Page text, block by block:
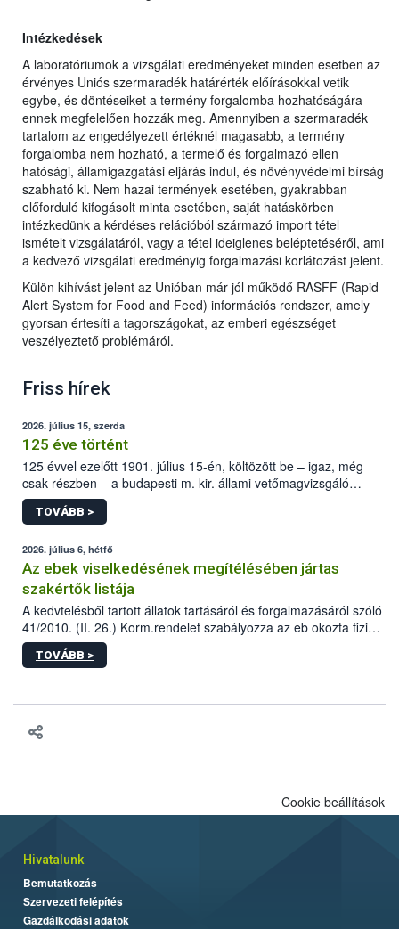
Intézkedések
A laboratóriumok a vizsgálati eredményeket minden esetben az
érvényes Uniós szermaradék határérték előírásokkal vetik
egybe, és döntéseiket a termény forgalomba hozhatóságára
ennek megfelelően hozzák meg. Amennyiben a szermaradék
tartalom az engedélyezett értéknél magasabb, a termény
forgalomba nem hozható, a termelő és forgalmazó ellen
hatósági, államigazgatási eljárás indul, és növényvédelmi bírság
szabható ki. Nem hazai termények esetében, gyakrabban
előforduló kifogásolt minta esetében, saját hatáskörben
intézkedünk a kérdéses relációból származó import tétel
ismételt vizsgálatáról, vagy a tétel ideiglenes beléptetéséről, ami
a kedvező vizsgálati eredményig forgalmazási korlátozást jelent.
Külön kihívást jelent az Unióban már jól működő RASFF (Rapid
Alert System for Food and Feed) információs rendszer, amely
gyorsan értesíti a tagországokat, az emberi egészséget
veszélyeztető problémáról.
Friss hírek
2026. július 15, szerda
125 éve történt
125 évvel ezelőtt 1901. július 15-én, költözött be – igaz, még
csak részben – a budapesti m. kir. állami vetőmagvizsgáló
állomás a Kis Rókus utca 15. szám alatti, Czigler Győző által
tervezett új épületébe.
TOVÁBB >
2026. július 6, hétfő
Az ebek viselkedésének megítélésében jártas
szakértők listája
A kedvtelésből tartott állatok tartásáról és forgalmazásáról szóló
41/2010. (II. 26.) Korm.rendelet szabályozza az eb okozta fizikai
sérülés, illetve ennek veszélye keletkezésekor felmerülő
hatósági feladatokat, valamint a veszélyes eb tartását és annak
TOVÁBB >
Cookie beállítások
Hivatalunk
Bemutatkozás
Szervezeti felépítés
Gazdálkodási adatok